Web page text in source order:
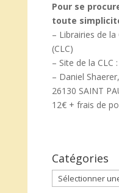
Pour se
toute
– Librairies de
(CLC)
– Site de la CLC :
– Daniel
26130 SAINT
12€ + frais de
Catégories
Catégories